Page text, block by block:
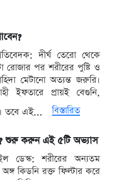
দীর্ঘ তেরো থেকে
রোজার পর শরীরের পুষ্টি ও
মেটানো অত্যন্ত জরুরি।
ইফতারে প্রায়ই বেগুনি,
তবে এই...
বিস্তারিত
শুরু করুন এই ৫টি অভ্যাস
ডেস্ক: শরীরের অন্যতম
অঙ্গ কিডনি রক্ত ​​ফিল্টার করে